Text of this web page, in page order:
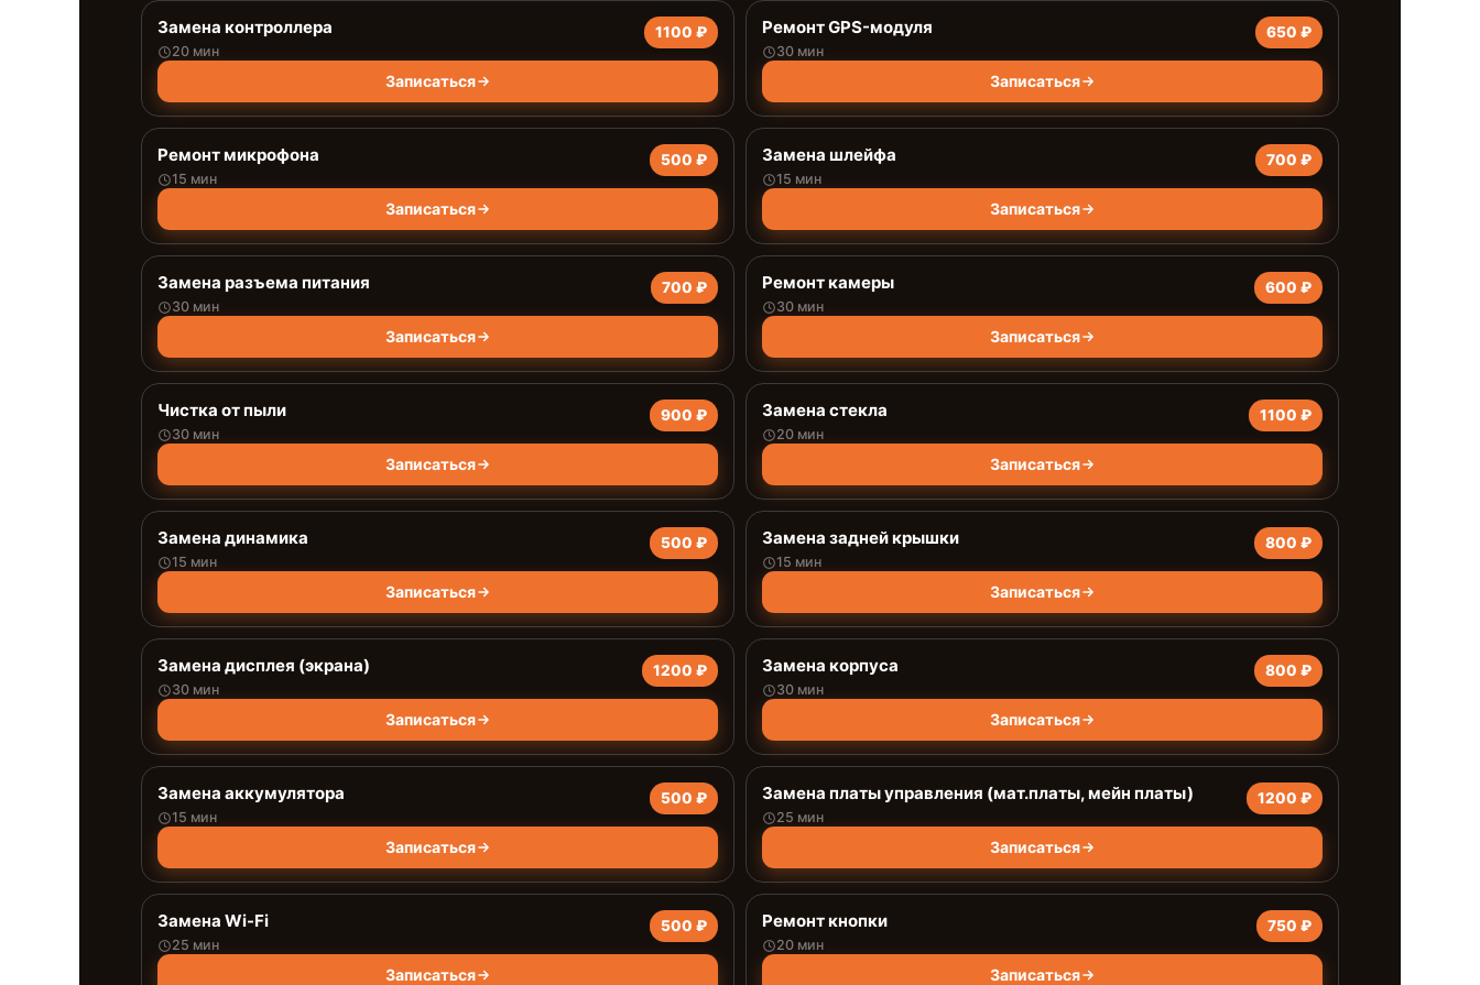
Замена контроллера
20 мин
1100 ₽
Записаться
Ремонт GPS-модуля
30 мин
650 ₽
Записаться
Ремонт микрофона
15 мин
500 ₽
Записаться
Замена шлейфа
15 мин
700 ₽
Записаться
Замена разъема питания
30 мин
700 ₽
Записаться
Ремонт камеры
30 мин
600 ₽
Записаться
Чистка от пыли
30 мин
900 ₽
Записаться
Замена стекла
20 мин
1100 ₽
Записаться
Замена динамика
15 мин
500 ₽
Записаться
Замена задней крышки
15 мин
800 ₽
Записаться
Замена дисплея (экрана)
30 мин
1200 ₽
Записаться
Замена корпуса
30 мин
800 ₽
Записаться
Замена аккумулятора
15 мин
500 ₽
Записаться
Замена платы управления (мат.платы, мейн платы)
25 мин
1200 ₽
Записаться
Замена Wi-Fi
25 мин
500 ₽
Записаться
Ремонт кнопки
20 мин
750 ₽
Записаться